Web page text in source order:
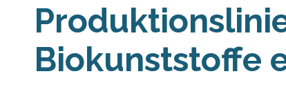
Biokunststoffe